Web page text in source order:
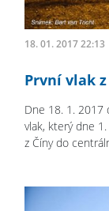
18. 01. 2017 22:13
První vlak
Dne 18. 1. 2017
vlak, který dne
z Číny do